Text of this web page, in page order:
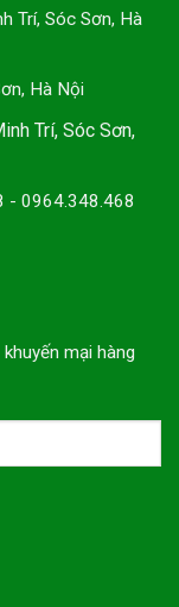
Trí, Sóc Sơn, Hà
Hà Nội
Trí, Sóc Sơn,
- 0964.348.468
mại hàng